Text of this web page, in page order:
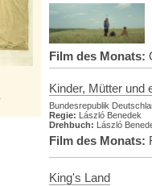
Film des Monats:
Kinder, Mütter und
Bundesrepublik
Regie: László Benedek
Drehbuch: László
Film des Monats:
King's Land